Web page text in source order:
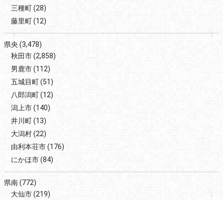
三種町(28)
藤里町(12)
県央(3,478)
秋田市(2,858)
男鹿市(112)
五城目町(51)
八郎潟町(12)
潟上市(140)
井川町(13)
大潟村(22)
由利本荘市(176)
にかほ市(84)
県南(772)
大仙市(219)